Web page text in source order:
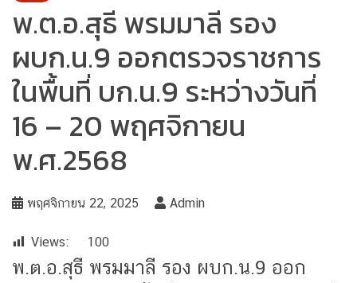
พ.ต.อ.สุธี พรมมาลี รอง
ผบก.น.9 ออกตรวจราชการ
ในพื้นที่ บก.น.9 ระหว่างวันที่
16 – 20 พฤศจิกายน
พ.ศ.2568
พฤศจิกายน 22, 2025 Admin
Views: 100
พ.ต.อ.สุธี พรมมาลี รอง ผบก.น.9 ออก